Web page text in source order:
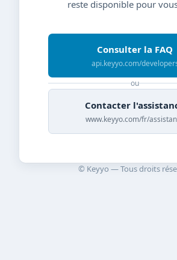
reste disponible pour
Consulter la FAQ
api.keyyo.com/
ou
Contacter
www.keyyo.com/fr/
© Keyyo — Tous droits